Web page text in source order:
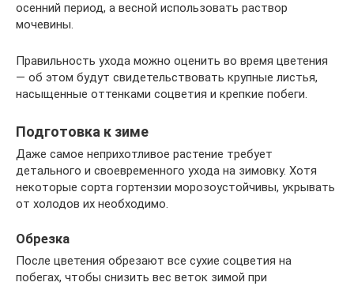
осенний период, а весной использовать раствор
мочевины.
Правильность ухода можно оценить во время цветения
— об этом будут свидетельствовать крупные листья,
насыщенные оттенками соцветия и крепкие побеги.
Подготовка к зиме
Даже самое неприхотливое растение требует
детального и своевременного ухода на зимовку. Хотя
некоторые сорта гортензии морозоустойчивы, укрывать
от холодов их необходимо.
Обрезка
После цветения обрезают все сухие соцветия на
побегах, чтобы снизить вес веток зимой при